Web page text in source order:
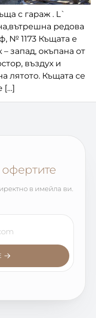
с гараж . L`
редова
№ 1173 Къщата е
запад, окъпана от
въздух и
лятото. Къщата се
[…]
в имейла ви.